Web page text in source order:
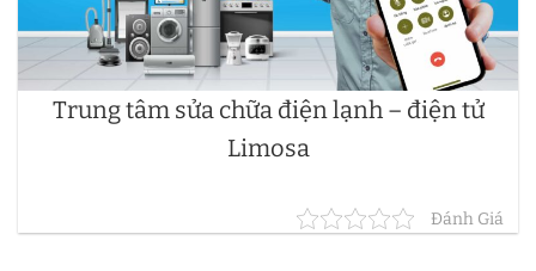
Trung tâm sửa chữa điện lạnh – điện tử
Limosa
Đánh Giá